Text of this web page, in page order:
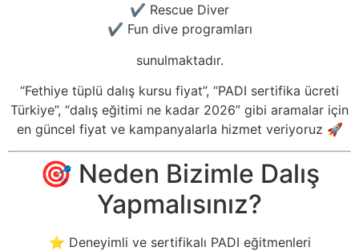
✔️ Rescue Diver
✔️ Fun dive programları
sunulmaktadır.
“Fethiye tüplü dalış kursu fiyat”, “PADI sertifika ücreti
Türkiye”, “dalış eğitimi ne kadar 2026” gibi aramalar için
en güncel fiyat ve kampanyalarla hizmet veriyoruz 🚀
🎯 Neden Bizimle Dalış
Yapmalısınız?
⭐ Deneyimli ve sertifikalı PADI eğitmenleri